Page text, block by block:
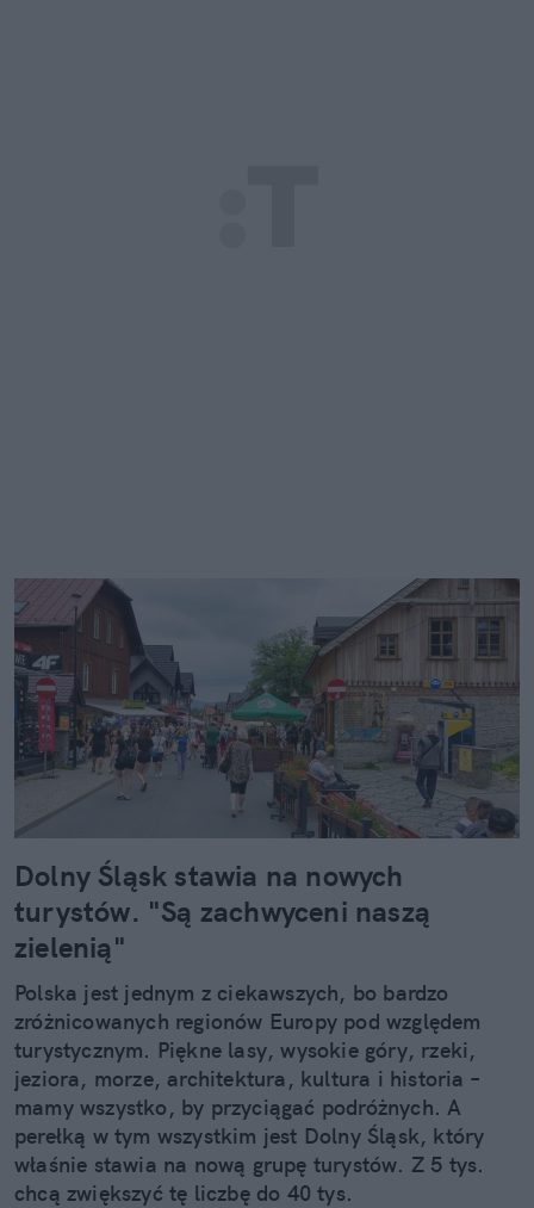
Dolny Śląsk stawia na nowych
turystów. "Są zachwyceni naszą
zielenią"
Polska jest jednym z ciekawszych, bo bardzo
zróżnicowanych regionów Europy pod względem
turystycznym. Piękne lasy, wysokie góry, rzeki,
jeziora, morze, architektura, kultura i historia –
mamy wszystko, by przyciągać podróżnych. A
perełką w tym wszystkim jest Dolny Śląsk, który
właśnie stawia na nową grupę turystów. Z 5 tys.
chcą zwiększyć tę liczbę do 40 tys.